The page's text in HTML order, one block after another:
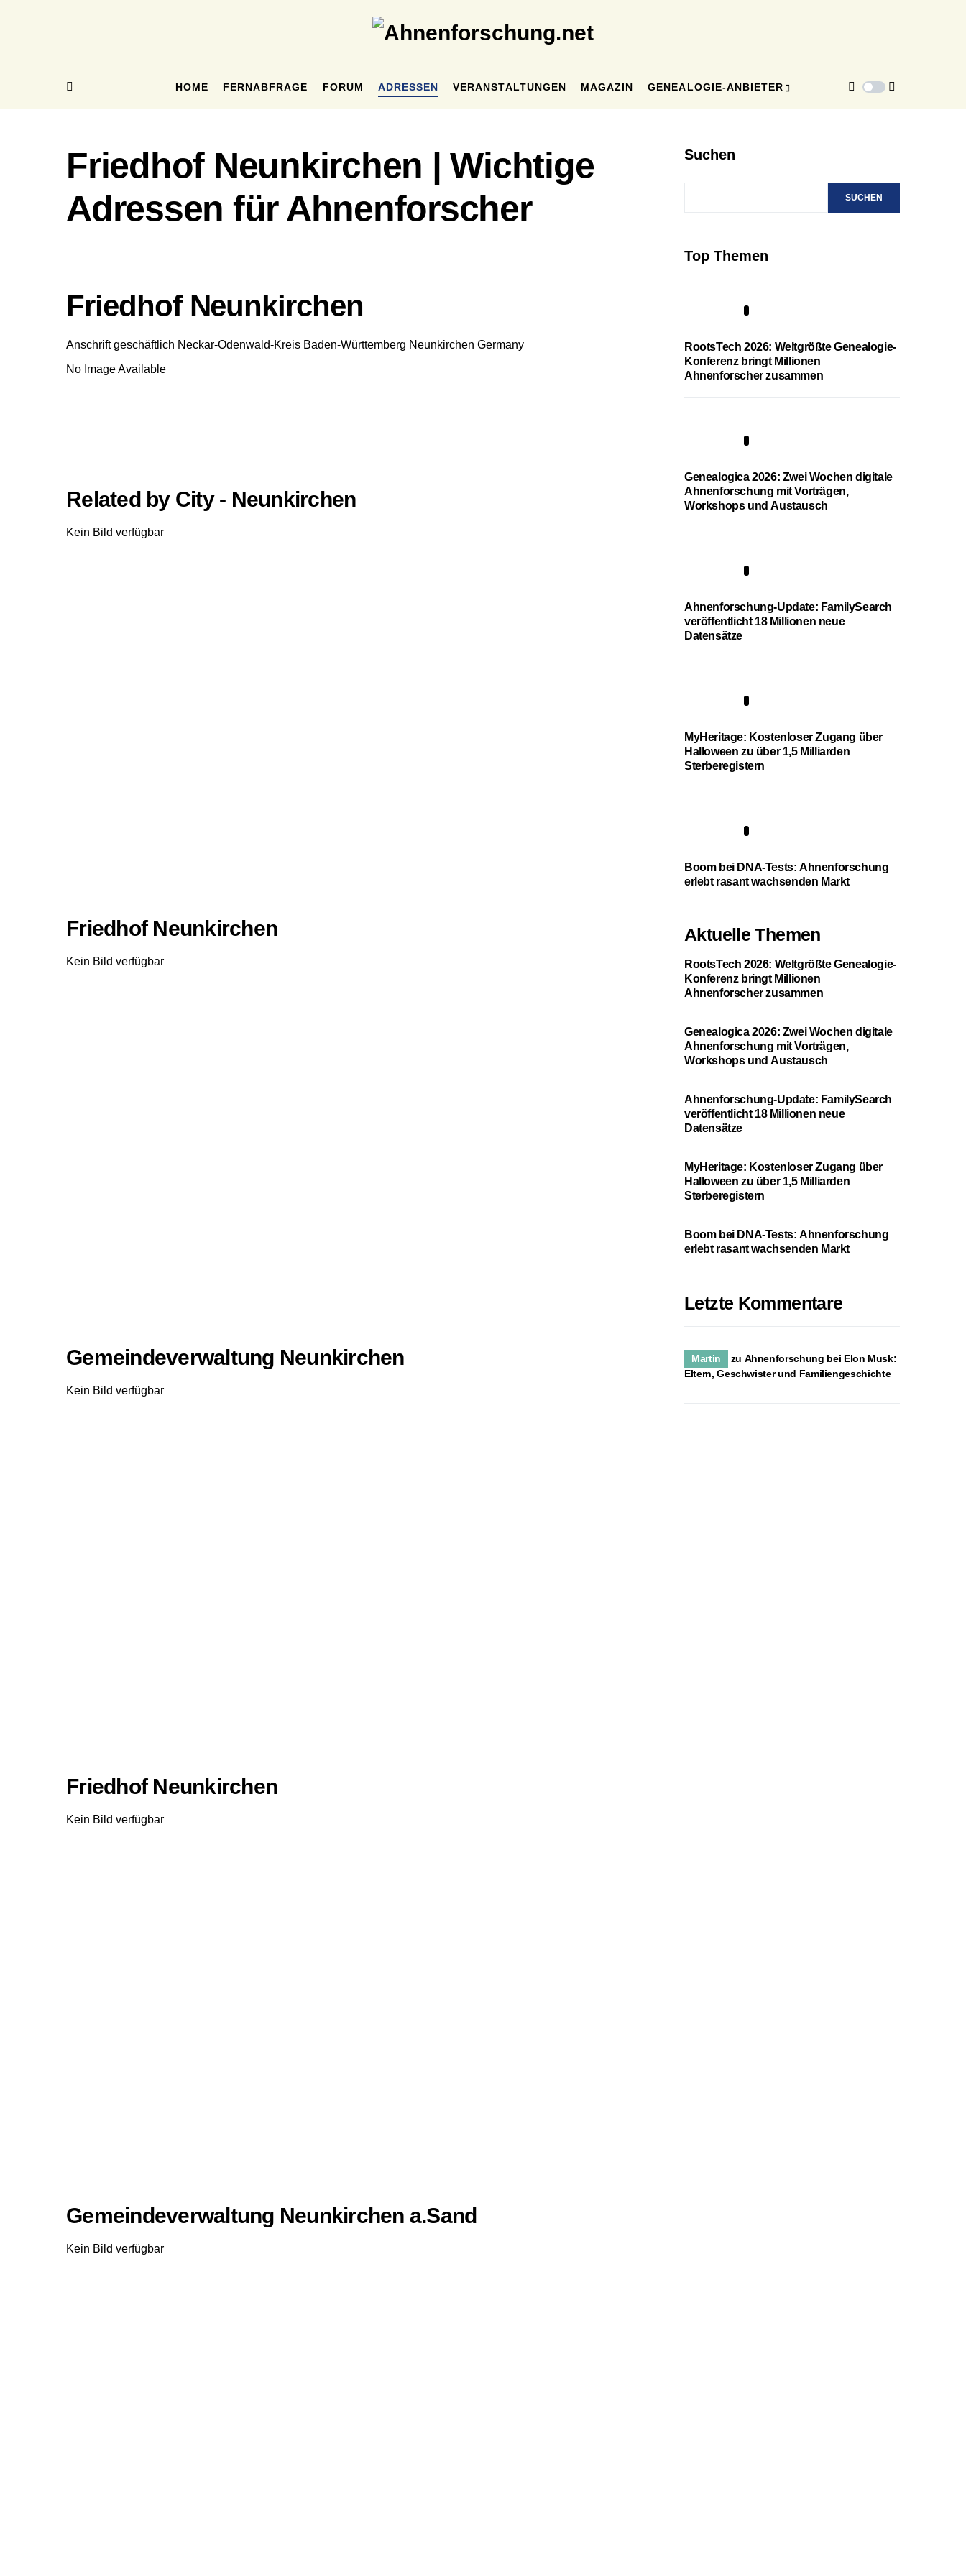
HOME FERNABFRAGE FORUM ADRESSEN VERANSTALTUNGEN MAGAZIN GENEALOGIE-ANBIETER
Friedhof Neunkirchen | Wichtige
Adressen für Ahnenforscher
Friedhof Neunkirchen
Anschrift geschäftlich Neckar-Odenwald-Kreis Baden-Württemberg Neunkirchen Germany
No Image Available
Related by City - Neunkirchen
Kein Bild verfügbar
Friedhof Neunkirchen
Kein Bild verfügbar
Gemeindeverwaltung Neunkirchen
Kein Bild verfügbar
Friedhof Neunkirchen
Kein Bild verfügbar
Gemeindeverwaltung Neunkirchen a.Sand
Kein Bild verfügbar
Suchen
SUCHEN
Top Themen
RootsTech 2026: Weltgrößte Genealogie-
Konferenz bringt Millionen
Ahnenforscher zusammen
Genealogica 2026: Zwei Wochen digitale
Ahnenforschung mit Vorträgen,
Workshops und Austausch
Ahnenforschung-Update: FamilySearch
veröffentlicht 18 Millionen neue
Datensätze
MyHeritage: Kostenloser Zugang über
Halloween zu über 1,5 Milliarden
Sterberegistern
Boom bei DNA-Tests: Ahnenforschung
erlebt rasant wachsenden Markt
Aktuelle Themen
RootsTech 2026: Weltgrößte Genealogie-
Konferenz bringt Millionen
Ahnenforscher zusammen
Genealogica 2026: Zwei Wochen digitale
Ahnenforschung mit Vorträgen,
Workshops und Austausch
Ahnenforschung-Update: FamilySearch
veröffentlicht 18 Millionen neue
Datensätze
MyHeritage: Kostenloser Zugang über
Halloween zu über 1,5 Milliarden
Sterberegistern
Boom bei DNA-Tests: Ahnenforschung
erlebt rasant wachsenden Markt
Letzte Kommentare
Martin zu Ahnenforschung bei Elon Musk:
Eltern, Geschwister und Familiengeschichte